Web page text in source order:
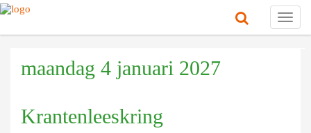
maandag 4 januari 2027
Krantenleeskring